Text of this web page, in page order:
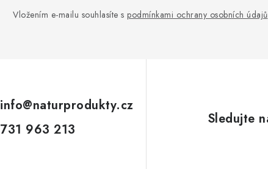
Vložením e-mailu souhlasíte s podmínkami ochrany osobních údajů
info@naturprodukty.cz
731 963 213